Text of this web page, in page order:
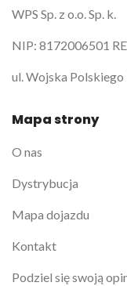
WPS Sp. z o.o. Sp. k.
NIP: 8172006501
ul. Wojska
Mapa strony
O nas
Dystrybucja
Mapa dojazdu
Kontakt
Podziel się swoją